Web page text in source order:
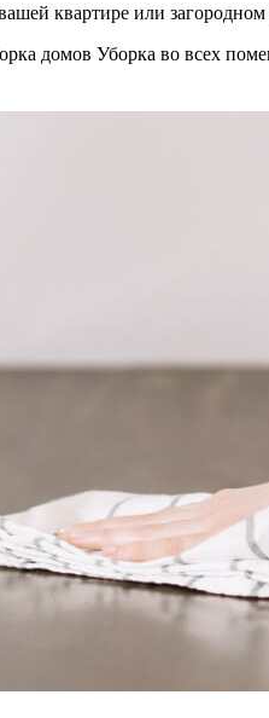
квартире или
домов Уборка во всех